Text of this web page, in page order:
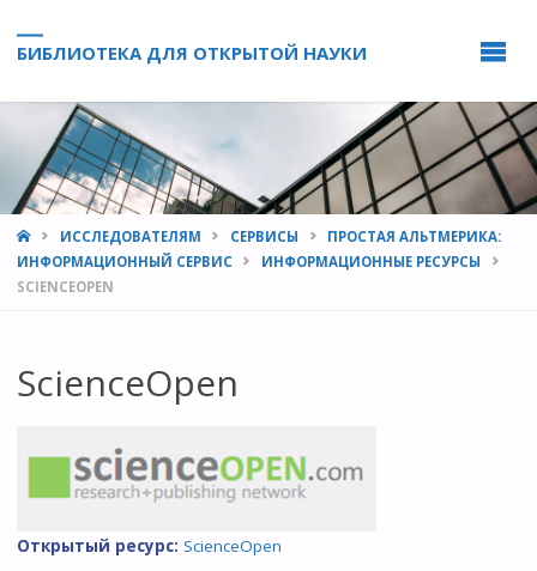
БИБЛИОТЕКА ДЛЯ ОТКРЫТОЙ НАУКИ
HOMEИССЛЕДОВАТЕЛЯМ СЕРВИСЫ
ПРОСТАЯ АЛЬТМЕРИКА:
ИНФОРМАЦИОННЫЙ СЕРВИС
ИНФОРМАЦИОННЫЕ РЕСУРСЫ
SCIENCEOPEN
ScienceOpen
Открытый ресурс: ScienceOpen